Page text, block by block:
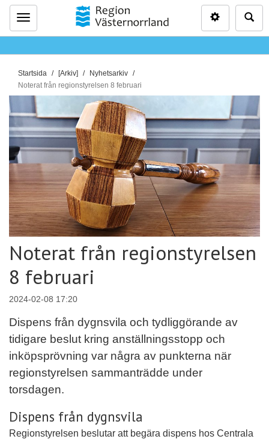
Meny
D
u
r
h
ä
r
:
Startsida [Arkiv]
Nyhetsarkiv
Noterat från regionstyrelsen 8 februari
Noterat från regionstyrelsen
8 februari
2024-02-08 17:20
Dispens från dygnsvila och tydliggörande av
tidigare beslut kring anställningsstopp och
inköpsprövning var några av punkterna när
regionstyrelsen sammanträdde under
torsdagen.
Dispens från dygnsvila
Regionstyrelsen beslutar att begära dispens hos Centrala